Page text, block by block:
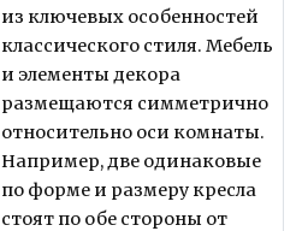
из ключевых особенностей
классического стиля. Мебель
и элементы декора
размещаются симметрично
относительно оси комнаты.
Например, две одинаковые
по форме и размеру кресла
стоят по обе стороны от